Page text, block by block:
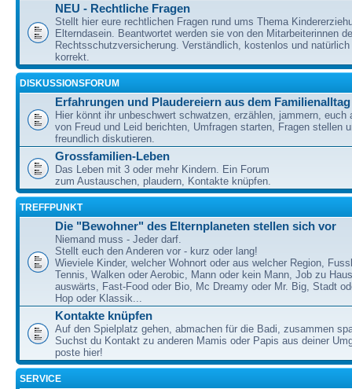
NEU - Rechtliche Fragen
Stellt hier eure rechtlichen Fragen rund ums Thema
Elterndasein. Beantwortet werden sie von den Mitarbeiterinnen
Rechtsschutzversicherung. Verständlich, kostenlos und
korrekt.
DISKUSSIONSFORUM
Erfahrungen und Plaudereiern aus dem Familienalltag
Hier könnt ihr unbeschwert schwatzen, erzählen, jammern, euch
von Freud und Leid berichten, Umfragen starten, Fragen stellen
freundlich diskutieren.
Grossfamilien-Leben
Das Leben mit 3 oder mehr Kindern. Ein Forum
zum Austauschen, plaudern, Kontakte knüpfen.
TREFFPUNKT
Die "Bewohner" des Elternplaneten stellen sich vor
Niemand muss - Jeder darf.
Stellt euch den Anderen vor - kurz oder lang!
Wieviele Kinder, welcher Wohnort oder aus welcher Region,
Tennis, Walken oder Aerobic, Mann oder kein Mann, Job zu
auswärts, Fast-Food oder Bio, Mc Dreamy oder Mr. Big, Stadt
Hop oder Klassik...
Kontakte knüpfen
Auf den Spielplatz gehen, abmachen für die Badi, zusammen
Suchst du Kontakt zu anderen Mamis oder Papis aus deiner
poste hier!
SERVICE